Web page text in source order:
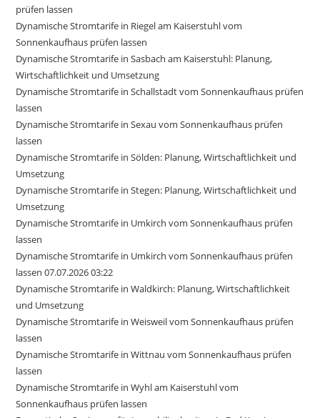
prüfen lassen
Dynamische Stromtarife in Riegel am Kaiserstuhl vom
Sonnenkaufhaus prüfen lassen
Dynamische Stromtarife in Sasbach am Kaiserstuhl: Planung,
Wirtschaftlichkeit und Umsetzung
Dynamische Stromtarife in Schallstadt vom Sonnenkaufhaus prüfen
lassen
Dynamische Stromtarife in Sexau vom Sonnenkaufhaus prüfen
lassen
Dynamische Stromtarife in Sölden: Planung, Wirtschaftlichkeit und
Umsetzung
Dynamische Stromtarife in Stegen: Planung, Wirtschaftlichkeit und
Umsetzung
Dynamische Stromtarife in Umkirch vom Sonnenkaufhaus prüfen
lassen
Dynamische Stromtarife in Umkirch vom Sonnenkaufhaus prüfen
lassen 07.07.2026 03:22
Dynamische Stromtarife in Waldkirch: Planung, Wirtschaftlichkeit
und Umsetzung
Dynamische Stromtarife in Weisweil vom Sonnenkaufhaus prüfen
lassen
Dynamische Stromtarife in Wittnau vom Sonnenkaufhaus prüfen
lassen
Dynamische Stromtarife in Wyhl am Kaiserstuhl vom
Sonnenkaufhaus prüfen lassen